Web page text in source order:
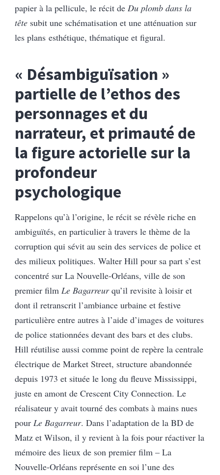
papier à la pellicule, le récit de Du plomb dans la
tête subit une schématisation et une atténuation sur
les plans esthétique, thématique et figural.
« Désambiguïsation »
partielle de l’ethos des
personnages et du
narrateur, et primauté de
la figure actorielle sur la
profondeur
psychologique
Rappelons qu’à l’origine, le récit se révèle riche en
ambiguïtés, en particulier à travers le thème de la
corruption qui sévit au sein des services de police et
des milieux politiques. Walter Hill pour sa part s’est
concentré sur La Nouvelle-Orléans, ville de son
premier film Le Bagarreurqu’il revisite à loisir et
dont il retranscrit l’ambiance urbaine et festive
particulière entre autres à l’aide d’images de voitures
de police stationnées devant des bars et des clubs.
Hill réutilise aussi comme point de repère la centrale
électrique de Market Street, structure abandonnée
depuis 1973 et située le long du fleuve Mississippi,
juste en amont de Crescent City Connection. Le
réalisateur y avait tourné des combats à mains nues
pour Le Bagarreur. Dans l’adaptation de la BD de
Matz et Wilson, il y revient à la fois pour réactiver la
mémoire des lieux de son premier film – La
Nouvelle-Orléans représente en soi l’une des